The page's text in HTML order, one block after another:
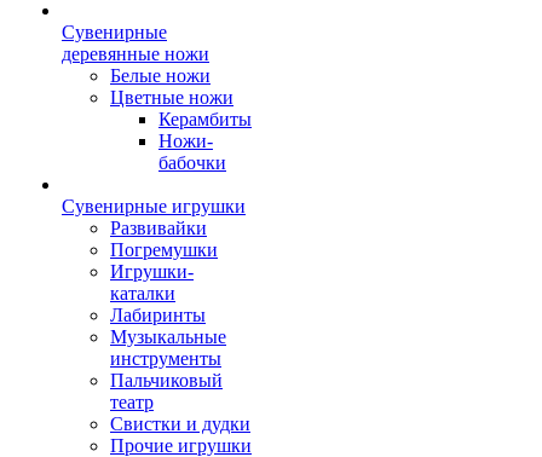
Сувенирные
деревянные ножи
Белые ножи
Цветные ножи
Керамбиты
Ножи-
бабочки
Сувенирные игрушки
Развивайки
Погремушки
Игрушки-
каталки
Лабиринты
Музыкальные
инструменты
Пальчиковый
театр
Свистки и дудки
Прочие игрушки